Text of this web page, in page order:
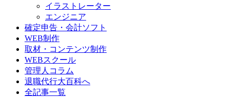
イラストレーター
エンジニア
確定申告・会計ソフト
WEB制作
取材・コンテンツ制作
WEBスクール
管理人コラム
退職代行大百科へ
全記事一覧